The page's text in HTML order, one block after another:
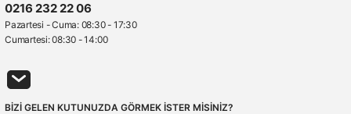
0216 232 22 06
Pazartesi - Cuma: 08:30 - 17:30
Cumartesi: 08:30 - 14:00
BİZİ GELEN KUTUNUZDA GÖRMEK İSTER MİSİNİZ?